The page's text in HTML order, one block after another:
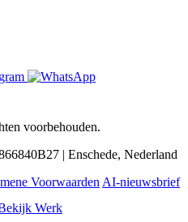
voorbehouden.
| Enschede, Nederland
Voorwaarden AI-nieuwsbrief
Werk